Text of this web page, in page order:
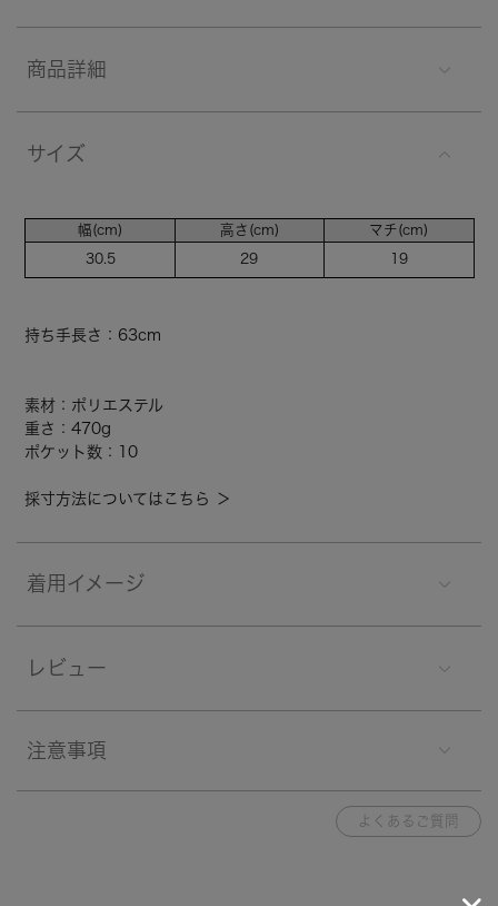
商品詳細
サイズ
幅(cm)
30.5
高さ(cm)
29
マチ(cm)
19
持ち手長さ：63cm
素材：ポリエステル
重さ：470g
ポケット数：10
採寸方法についてはこちら ＞
着用イメージ
レビュー
注意事項
よくあるご質問